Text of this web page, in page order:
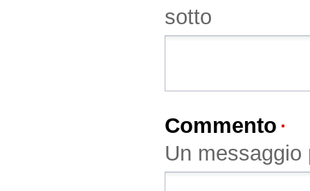
sotto
Commento
Un